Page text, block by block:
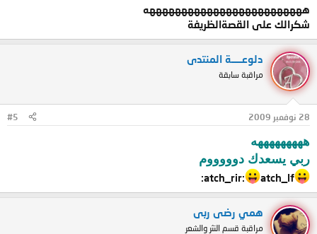
هههههههههههههههههههههههههه
شكرالك على القصةالظريفة
دلوعـــــة المنتدى
مراقبة سابقة
28 نوفمبر 2009 #5
هههههههههه
ربي يسعدك دوووووم
atch_rir: atch_lf:
همي رضى ربى
مراقبة قسم النثر والشعر